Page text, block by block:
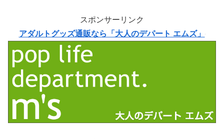
スポンサーリンク
アダルトグッズ通販なら「大人のデパート エムズ」